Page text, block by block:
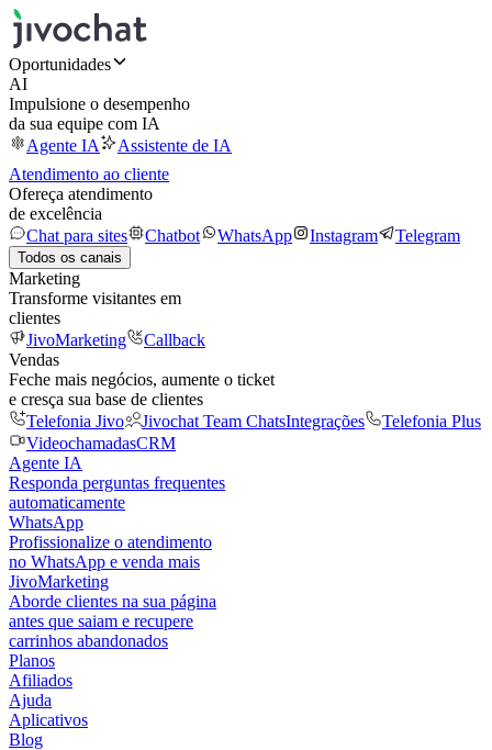
Oportunidades
AI
Impulsione o desempenho
da sua equipe com IA
Agente IA
Assistente de IA
Atendimento ao cliente
Ofereça atendimento
de excelência
Chat para sites
Chatbot WhatsApp Instagram Telegram
Todos os canais
Marketing
Transforme visitantes em
clientes
JivoMarketing
Callback
Vendas
Feche mais negócios, aumente o ticket
e cresça sua base de clientes
Telefonia Jivo
Jivochat Team ChatsIntegrações
Telefonia Plus
VideochamadasCRM
Agente IA
Responda perguntas frequentes
automaticamente
WhatsApp
Profissionalize o atendimento
no WhatsApp e venda mais
JivoMarketing
Aborde clientes na sua página
antes que saiam e recupere
carrinhos abandonados
Planos
Afiliados
Ajuda
Aplicativos
Blog